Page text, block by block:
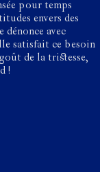
pour temps
envers des
dénonce avec
satisfait ce besoin
de la tristesse,
!